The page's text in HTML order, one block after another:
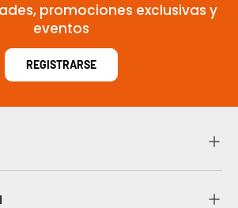
promociones exclusivas y
eventos
REGISTRARSE